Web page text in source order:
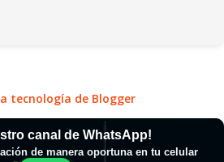
tecnología de Blogger
canal de WhatsApp!
de manera oportuna en tu celular